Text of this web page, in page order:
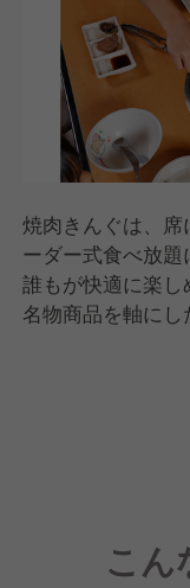
焼肉きんぐは、
ーダー式食べ放題
誰もが快適に楽し
名物商品を軸に
品質・価格・サ
こん